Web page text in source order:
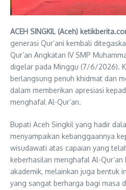
ACEH SINGKIL (Aceh)
generasi Qur’ani kembali
Qur’an Angkatan IV SMP
digelar pada Minggu (7/6/2026).
berlangsung penuh khidmat dan
dalam memberikan apresiasi
menghafal Al-Qur’an.
Bupati Aceh Singkil yang hadir
menyampaikan kebanggaannya
wisudawati atas capaian yang
keberhasilan menghafal Al-
akademik, melainkan juga bentuk
yang sangat berharga bagi masa